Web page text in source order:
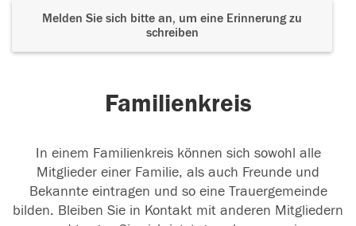
Melden Sie sich bitte an, um eine Erinnerung zu
schreiben
Familienkreis
In einem Familienkreis können sich sowohl alle
Mitglieder einer Familie, als auch Freunde und
Bekannte eintragen und so eine Trauergemeinde
bilden. Bleiben Sie in Kontakt mit anderen Mitgliedern